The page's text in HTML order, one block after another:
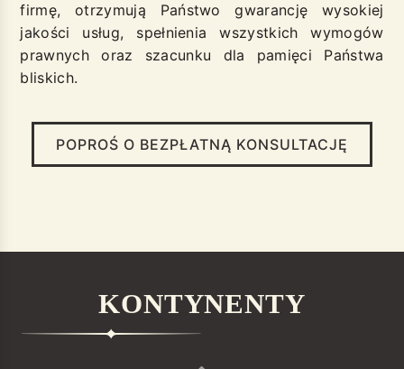
firmę, otrzymują Państwo gwarancję wysokiej
jakości usług, spełnienia wszystkich wymogów
prawnych oraz szacunku dla pamięci Państwa
bliskich.
POPROŚ O BEZPŁATNĄ KONSULTACJĘ
KONTYNENTY